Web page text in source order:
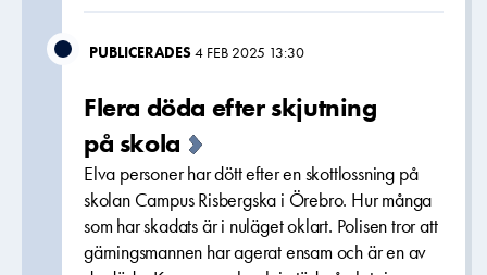
PUBLICERADES4 FEB 2025 13:30
Flera döda efter skjutning
på skola
Elva personer har dött efter en skottlossning på
skolan Campus Risbergska i Örebro. Hur många
som har skadats är i nuläget oklart. Polisen tror att
gärningsmannen har agerat ensam och är en av